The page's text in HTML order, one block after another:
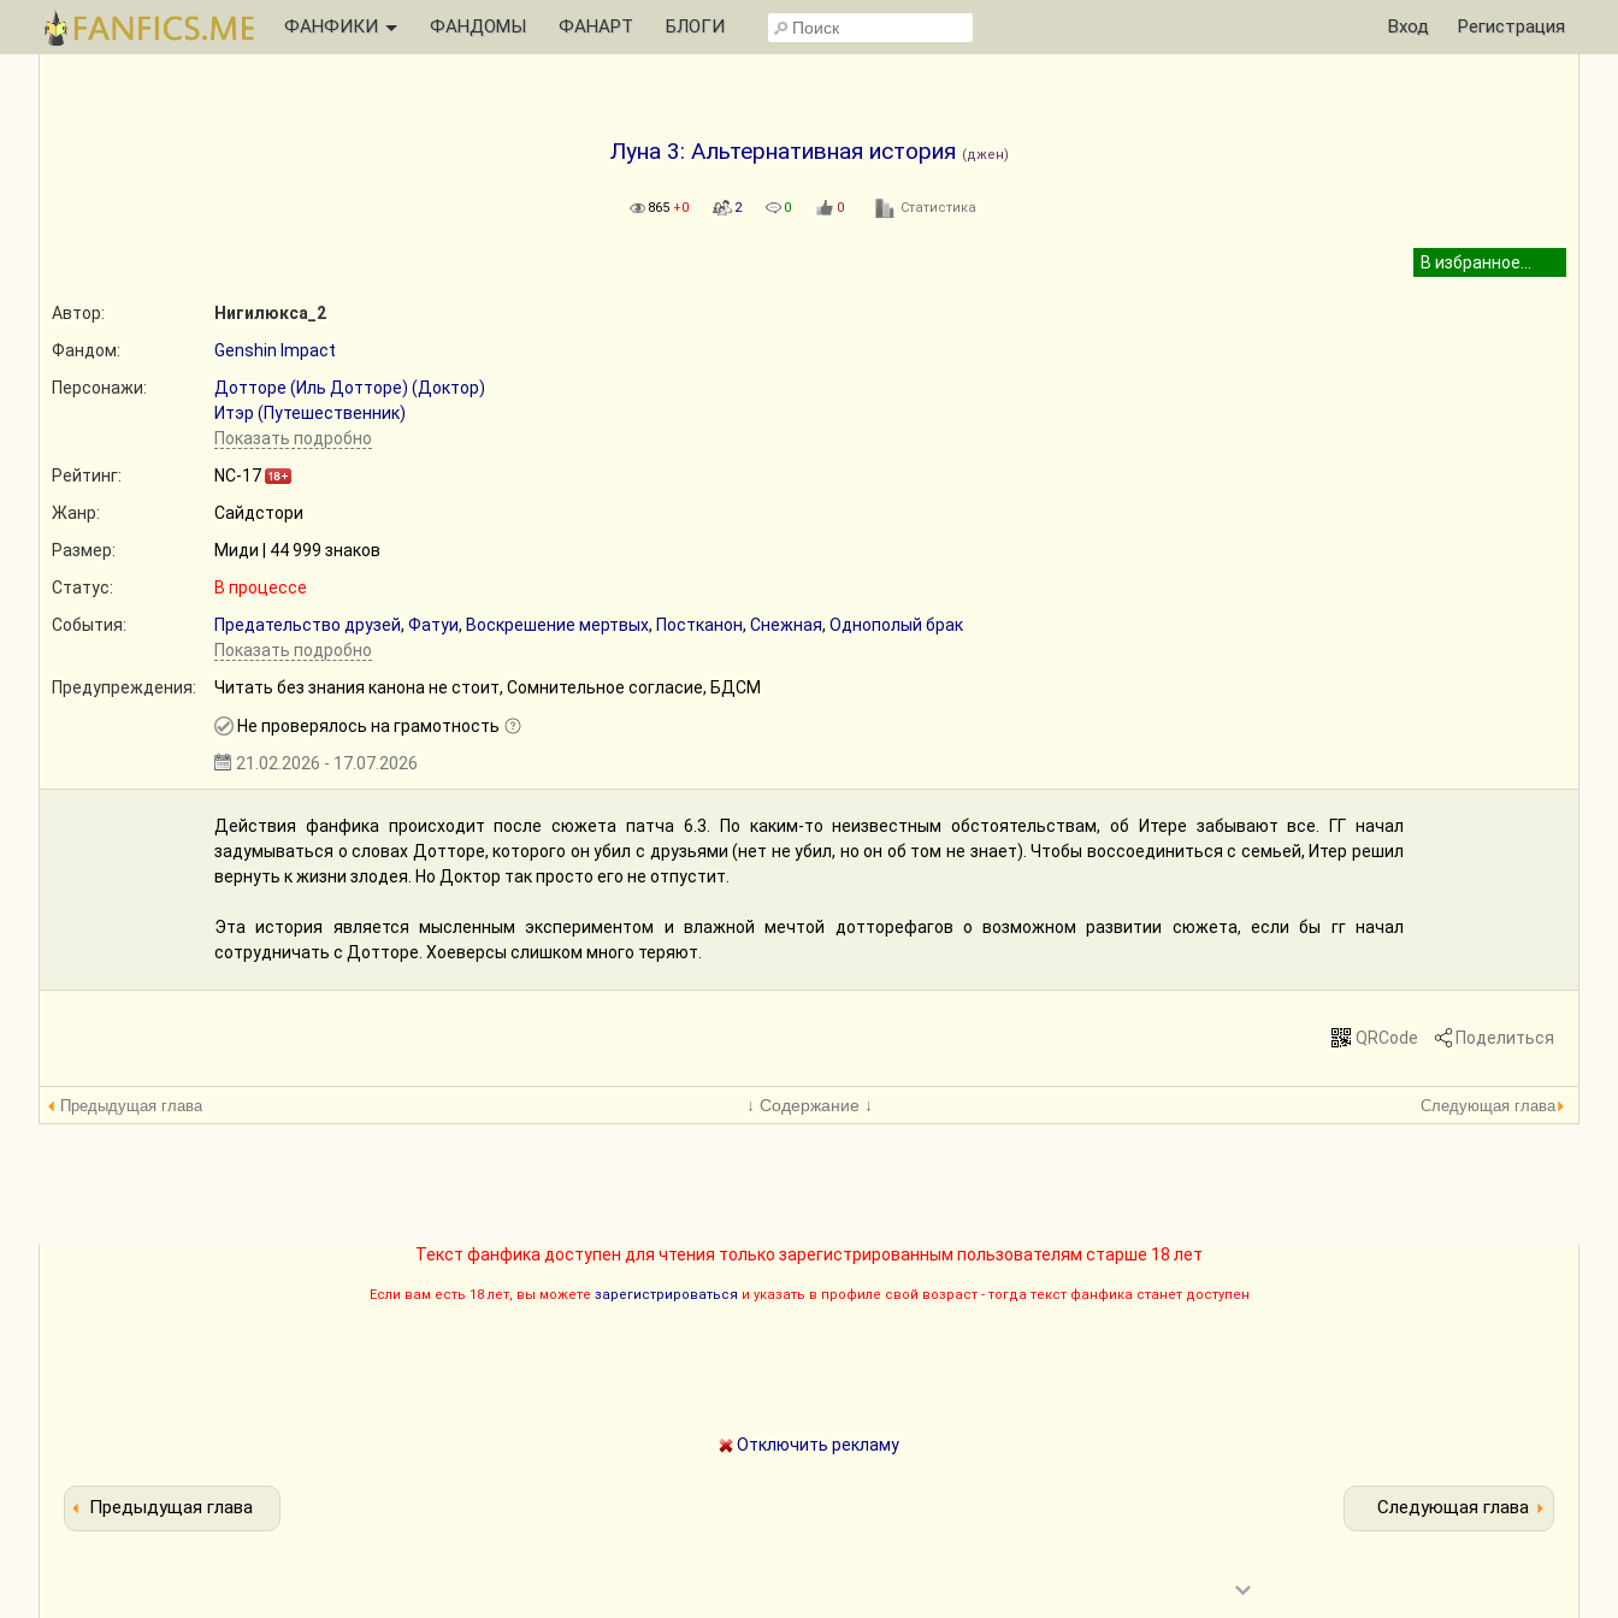
ФАНФИКИ ФАНДОМЫ ФАНАРТ БЛОГИ Вход Регистрация
Луна 3: Альтернативная история (джен)
865 +0 2 0 0 Статистика
Автор:
Нигилюкса_2
Фандом:
Genshin Impact
Персонажи:
Дотторе (Иль Дотторе) (Доктор)
Итэр (Путешественник)
Показать подробно
Рейтинг:
NC-17
Жанр:
Сайдстори
Размер:
Миди | 44 999 знаков
Статус:
В процессе
События:
Предательство друзей, Фатуи, Воскрешение мертвых, Постканон, Снежная, Однополый брак
Показать подробно
Предупреждения:
Читать без знания канона не стоит, Сомнительное согласие, БДСМ
Не проверялось на грамотность
21.02.2026 - 17.07.2026
Действия фанфика происходит после сюжета патча 6.3. По каким-то неизвестным обстоятельствам, об Итере забывают все. ГГ начал
задумываться о словах Дотторе, которого он убил с друзьями (нет не убил, но он об том не знает). Чтобы воссоединиться с семьей, Итер решил
вернуть к жизни злодея. Но Доктор так просто его не отпустит.
Эта история является мысленным экспериментом и влажной мечтой дотторефагов о возможном развитии сюжета, если бы гг начал
сотрудничать с Дотторе. Хоеверсы слишком много теряют.
QRCode Поделиться
Предыдущая глава ↓ Содержание ↓ Следующая глава
Текст фанфика доступен для чтения только зарегистрированным пользователям старше 18 лет
Если вам есть 18 лет, вы можете зарегистрироваться и указать в профиле свой возраст - тогда текст фанфика станет доступен
Отключить рекламу
Предыдущая глава Следующая глава